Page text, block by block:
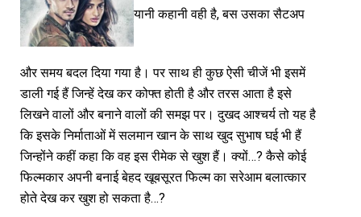
यानी कहानी वही है, बस उसका सैटअप
और समय बदल दिया गया है। पर साथ ही कुछ ऐसी चीजें भी इसमें
डाली गई हैं जिन्हें देख कर कोफ्त होती है और तरस आता है इसे
लिखने वालों और बनाने वालों की समझ पर। दुखद आश्चर्य तो यह है
कि इसके निर्माताओं में सलमान खान के साथ खुद सुभाष घई भी हैं
जिन्होंने कहीं कहा कि वह इस रीमेक से खुश हैं। क्यों…? कैसे कोई
फिल्मकार अपनी बनाई बेहद खूबसूरत फिल्म का सरेआम बलात्कार
होते देख कर खुश हो सकता है…?